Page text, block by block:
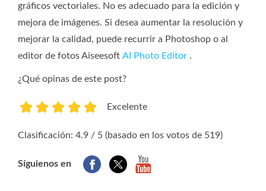
gráficos vectoriales. No es adecuado para la edición y
mejora de imágenes. Si desea aumentar la resolución y
mejorar la calidad, puede recurrir a Photoshop o al
editor de fotos Aiseesoft AI Photo Editor .
¿Qué opinas de este post?
Excelente
Clasificación: 4.9 / 5 (basado en los votos de 519)
Síguienos en